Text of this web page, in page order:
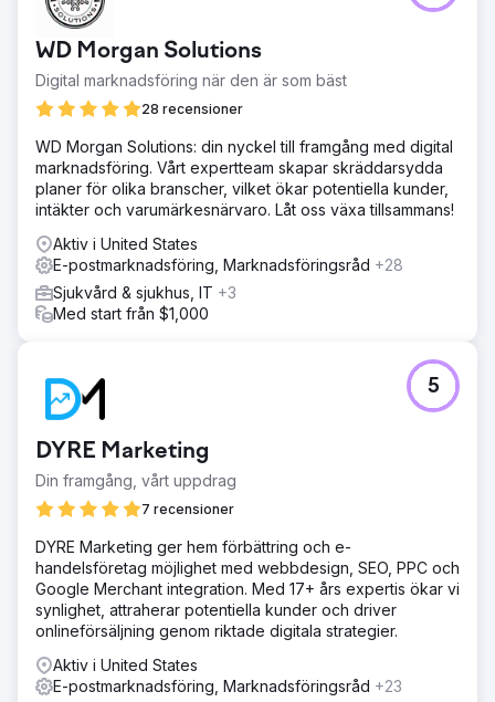
WD Morgan Solutions
Digital marknadsföring när den är som bäst
28 recensioner
WD Morgan Solutions: din nyckel till framgång med digital
marknadsföring. Vårt expertteam skapar skräddarsydda
planer för olika branscher, vilket ökar potentiella kunder,
intäkter och varumärkesnärvaro. Låt oss växa tillsammans!
Aktiv i United States
E-postmarknadsföring, Marknadsföringsråd +28
Sjukvård & sjukhus, IT +3
Med start från $1,000
DYRE Marketing
Din framgång, vårt uppdrag
7 recensioner
5
DYRE Marketing ger hem förbättring och e-
handelsföretag möjlighet med webbdesign, SEO, PPC och
Google Merchant integration. Med 17+ års expertis ökar vi
synlighet, attraherar potentiella kunder och driver
onlineförsäljning genom riktade digitala strategier.
Aktiv i United States
E-postmarknadsföring, Marknadsföringsråd +23